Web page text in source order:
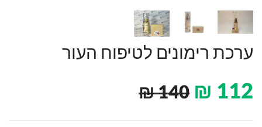
ערכת רימונים לטיפוח העור
112
₪
140
₪